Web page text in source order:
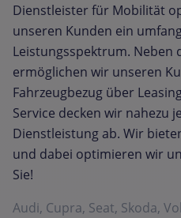
Dienstleister für Mobilität
unseren Kunden ein
Leistungsspektrum. Neben
ermöglichen wir unseren
Fahrzeugbezug über
Service decken wir nahezu
Dienstleistung ab. Wir
und dabei optimieren wir
Sie!
Audi, Cupra, Seat, Skoda,